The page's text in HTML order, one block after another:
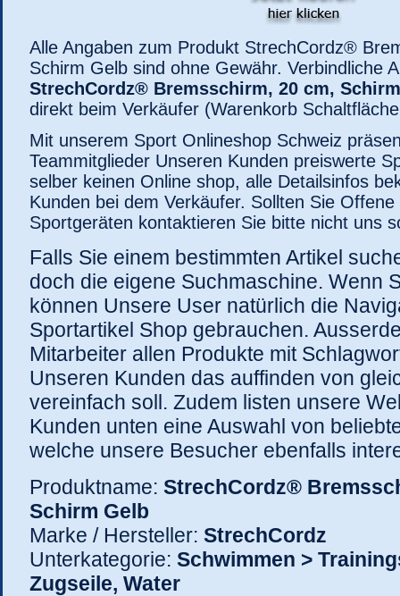
Alle Angaben zum Produkt StrechCordz®
Schirm Gelb sind ohne Gewähr. Verbindliche
StrechCordz® Bremsschirm, 20 cm,
direkt beim Verkäufer (Warenkorb
Mit unserem Sport Onlineshop Schweiz
Teammitglieder Unseren Kunden preiswerte
selber keinen Online shop, alle Detailsinfos
Kunden bei dem Verkäufer. Sollten Sie
Sportgeräten kontaktieren Sie bitte nicht uns
Falls Sie einem bestimmten Artikel
doch die eigene Suchmaschine. Wenn
können Unsere User natürlich die
Sportartikel Shop gebrauchen.
Mitarbeiter allen Produkte mit
Unseren Kunden das auffinden von
vereinfach soll. Zudem listen unsere
Kunden unten eine Auswahl von
welche unsere Besucher ebenfalls
Produktname: StrechCordz®
Schirm Gelb
Marke / Hersteller: StrechCordz
Unterkategorie: Schwimmen >
Zugseile, Water